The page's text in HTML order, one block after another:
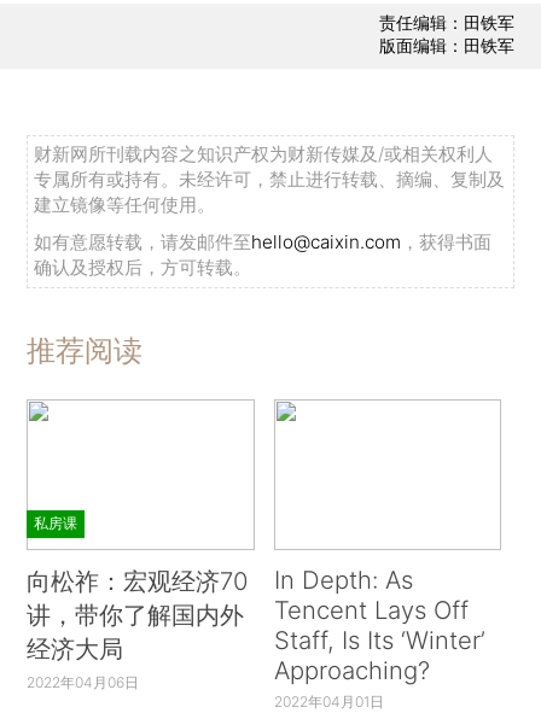
责任编辑：田铁军
版面编辑：田铁军
财新网所刊载内容之知识产权为财新传媒及/或相关权利人
专属所有或持有。未经许可，禁止进行转载、摘编、复制及
建立镜像等任何使用。
如有意愿转载，请发邮件至hello@caixin.com ，获得书面
确认及授权后，方可转载。
推荐阅读
私房课
向松祚：宏观经济70
讲，带你了解国内外
经济大局
2022年04月06日
In Depth: As
Tencent Lays Off
Staff, Is Its ‘Winter’
Approaching?
2022年04月01日